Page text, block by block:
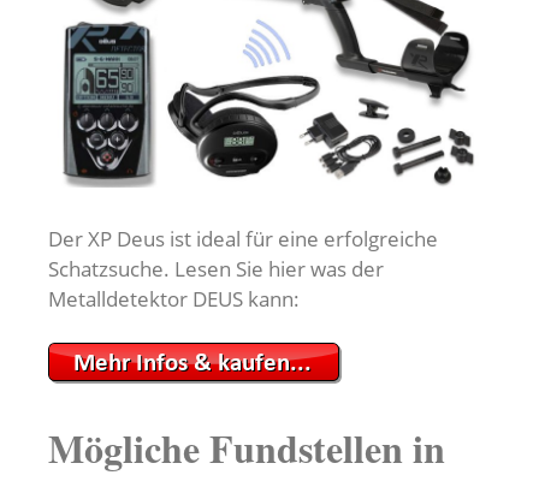
Der XP Deus ist ideal für eine erfolgreiche
Schatzsuche. Lesen Sie hier was der
Metalldetektor DEUS kann:
Mögliche Fundstellen in